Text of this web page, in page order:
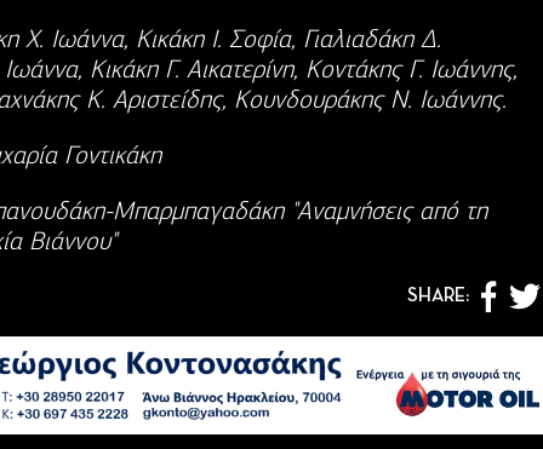
Χ. Ιωάννα, Κικάκη Ι. Σοφία, Γιαλιαδάκη Δ.
Κικάκη Γ. Αικατερίνη, Κοντάκης Γ. Ιωάννης,
Κ. Αριστείδης, Κουνδουράκης Ν. Ιωάννης.
Γοντικάκη
Μπαρμπαγαδάκη "Αναμνήσεις από τη
Βιάννου"
SHARE: